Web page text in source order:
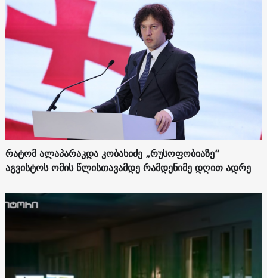
რატომ ალაპარაკდა კობახიძე „რუსოფობიაზე“
აგვისტოს ომის წლისთავამდე რამდენიმე დღით ადრე